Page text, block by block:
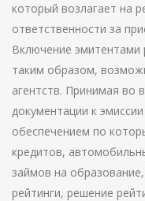
который возлагает на
ответственности за
Включение эмитентами
таким образом,
агентств. Принимая во
документации к
обеспечением по
кредитов,
займов на
рейтинги, решение